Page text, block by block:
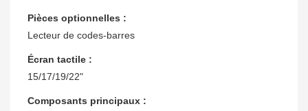
Pièces optionnelles :
Lecteur de codes-barres
Écran tactile :
15/17/19/22"
Composants principaux :